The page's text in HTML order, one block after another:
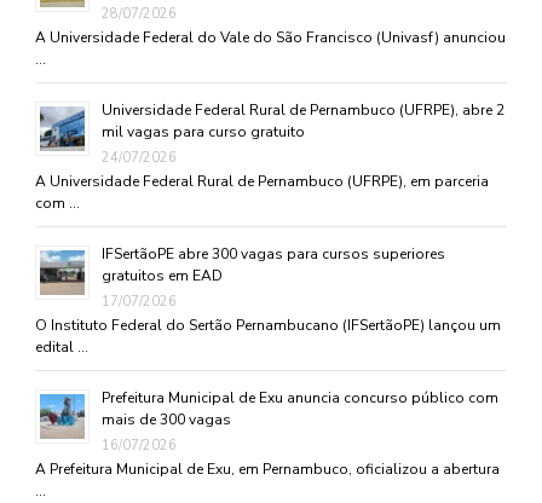
28/07/2026
A Universidade Federal do Vale do São Francisco (Univasf) anunciou
…
Universidade Federal Rural de Pernambuco (UFRPE), abre 2
mil vagas para curso gratuito
24/07/2026
A Universidade Federal Rural de Pernambuco (UFRPE), em parceria
com …
IFSertãoPE abre 300 vagas para cursos superiores
gratuitos em EAD
17/07/2026
O Instituto Federal do Sertão Pernambucano (IFSertãoPE) lançou um
edital …
Prefeitura Municipal de Exu anuncia concurso público com
mais de 300 vagas
16/07/2026
A Prefeitura Municipal de Exu, em Pernambuco, oficializou a abertura
…